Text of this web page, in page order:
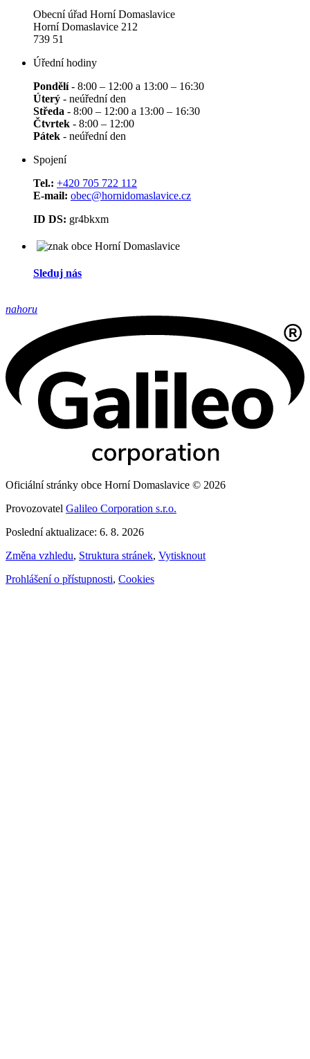
Obecní úřad Horní Domaslavice
Horní Domaslavice 212
739 51
Úřední hodiny
Pondělí- 8:00 – 12:00 a 13:00 – 16:30
Úterý - neúřední den
Středa - 8:00 – 12:00 a 13:00 – 16:30
Čtvrtek - 8:00 – 12:00
Pátek - neúřední den
Spojení
Tel.: +420 705 722 112
E-mail: obec@hornidomaslavice.cz
ID DS: gr4bkxm
Sleduj nás
nahoru
Oficiální stránky obce Horní Domaslavice © 2026
Provozovatel Galileo Corporation s.r.o.
Poslední aktualizace: 6. 8. 2026
Změna vzhledu, Struktura stránek, Vytisknout
Prohlášení o přístupnosti, Cookies